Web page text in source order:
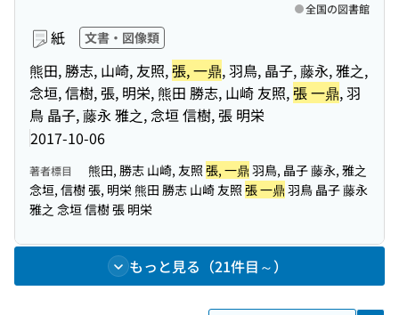
紙 文書・図像類
熊田, 勝志, 山崎, 友照,張, 一鼎, 羽鳥, 晶子, 藤永, 雅之,
念垣, 信樹, 張, 明栄, 熊田 勝志, 山崎 友照,張 一鼎, 羽
鳥 晶子, 藤永 雅之, 念垣 信樹, 張 明栄
2017-10-06
全国の図書館
著者標目 熊田, 勝志 山崎, 友照 張, 一鼎 羽鳥, 晶子 藤永, 雅之
念垣, 信樹 張, 明栄 熊田 勝志 山崎 友照 張 一鼎 羽鳥 晶子 藤永
雅之 念垣 信樹 張 明栄
もっと見る（21件目～）